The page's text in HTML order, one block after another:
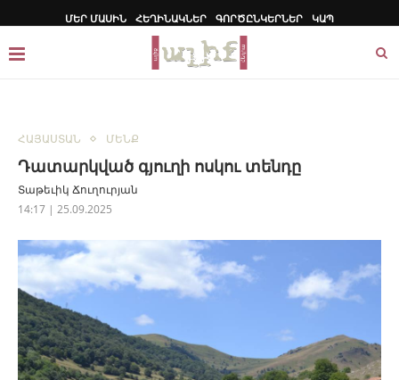
ՄԵՐ ՄԱՍԻՆ ՀԵՂԻՆԱԿՆԵՐ ԳՈՐԾԸՆԿԵՐՆԵՐ ԿԱՊ
ՀԱՅԱՍՏԱՆ ՄԵՆՔ
Դատարկված գյուղի ոսկու տենդը
Տաթեւիկ Ճուղուրյան
14:17 | 25.09.2025